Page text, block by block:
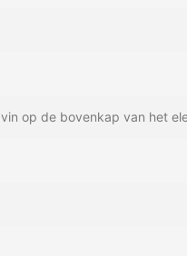
op de bovenkap van het